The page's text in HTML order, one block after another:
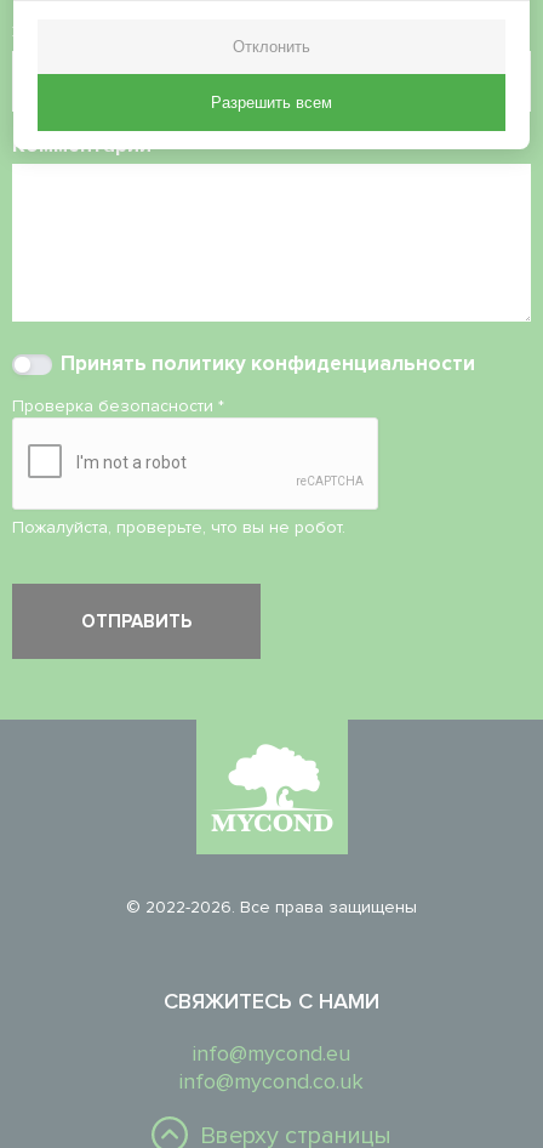
Электронная почта
Комментарий
Принять политику конфиденциальности
Проверка безопасности *
Пожалуйста, проверьте, что вы не робот.
© 2022-2026. Все права защищены
СВЯЖИТЕСЬ С НАМИ
info@mycond.eu
info@mycond.co.uk
Вверху страницы
Отклонить
Разрешить всем